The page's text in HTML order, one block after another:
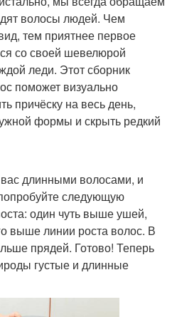
волосы людей. Чем
тем приятнее первое
со своей шевелюрой
леди. Этот сборник
поможет визуально
причёску на весь день,
формы и скрыть редкий
длинными волосами, и
следующую
один чуть выше ушей,
выше линии роста волос. В
прядей. Готово! Теперь
густые и длинные